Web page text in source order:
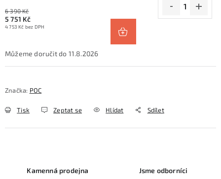
6 390 Kč
5 751 Kč
4 753 Kč bez DPH
11.8.2026
Značka: POC
Tisk Zeptat se Hlídat Sdílet
Kamenná prodejna Jsme odborníci